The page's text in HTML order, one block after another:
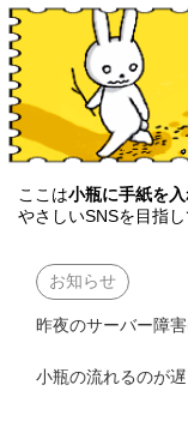
ここは小瓶に手紙を
やさしいSNSを目指し
お知らせ
昨夜のサーバー障
小瓶の流れるのが